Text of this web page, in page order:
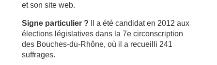
et son site web.
Signe particulier ? Il a été candidat en 2012 aux
élections législatives dans la 7e circonscription
des Bouches-du-Rhône, où il a recueilli 241
suffrages.